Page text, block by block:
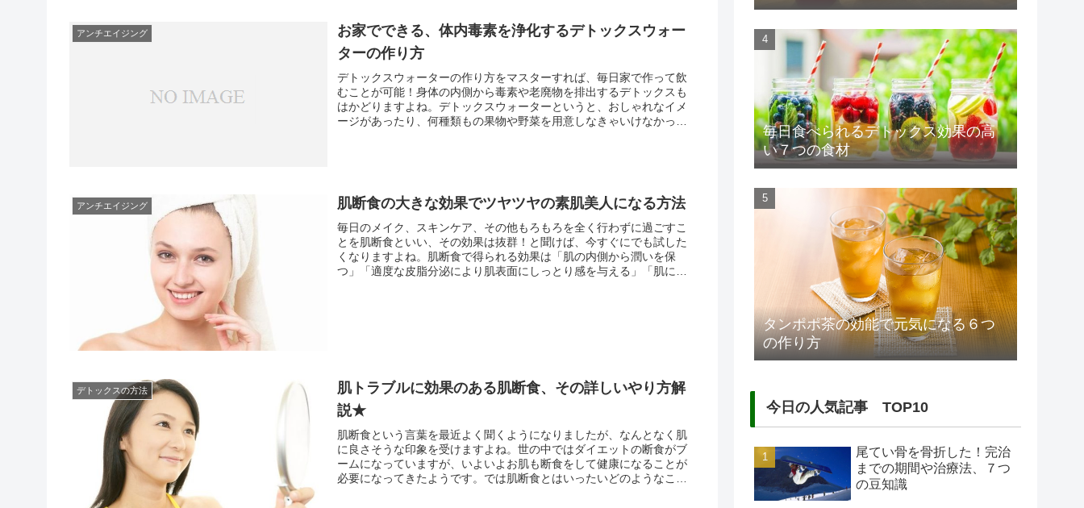
アンチエイジング
お家でできる、体内毒素を浄化するデトックスウォー
ターの作り方
デトックスウォーターの作り方をマスターすれば、毎日家で作って飲
むことが可能！身体の内側から毒素や老廃物を排出するデトックスも
はかどりますよね。デトックスウォーターというと、おしゃれなイメ
ージがあったり、何種類もの果物や野菜を用意しなきゃいけなかった
アンチエイジング 肌断食の大きな効果でツヤツヤの素肌美人になる方法
毎日のメイク、スキンケア、その他もろもろを全く行わずに過ごすこ
とを肌断食といい、その効果は抜群！と聞けば、今すぐにでも試した
くなりますよね。肌断食で得られる効果は「肌の内側から潤いを保
つ」「適度な皮脂分泌により肌表面にしっとり感を与える」「肌にハ
デトックスの方法
肌トラブルに効果のある肌断食、その詳しいやり方解
説★
肌断食という言葉を最近よく聞くようになりましたが、なんとなく肌
に良さそうな印象を受けますよね。世の中ではダイエットの断食がブ
ームになっていますが、いよいよお肌も断食をして健康になることが
必要になってきたようです。では肌断食とはいったいどのようなこと
毎日食べられるデトックス効果の高
い７つの食材
タンポポ茶の効能で元気になる６つ
の作り方
今日の人気記事 TOP10
尾てい骨を骨折した！完治
までの期間や治療法、７つ
の豆知識